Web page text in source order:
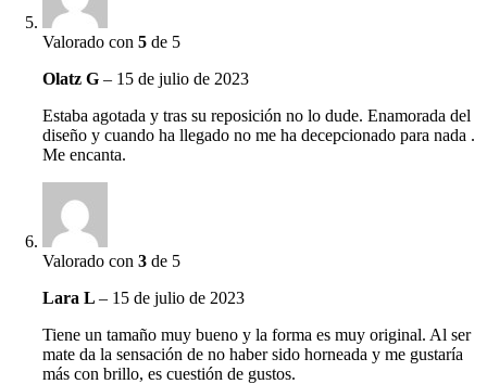
Valorado con5 de 5
Olatz G– 15 de julio de 2023
Estaba agotada y tras su reposición no lo dude. Enamorada del
diseño y cuando ha llegado no me ha decepcionado para nada .
Me encanta.
Valorado con3 de 5
Lara L– 15 de julio de 2023
Tiene un tamaño muy bueno y la forma es muy original. Al ser
mate da la sensación de no haber sido horneada y me gustaría
más con brillo, es cuestión de gustos.